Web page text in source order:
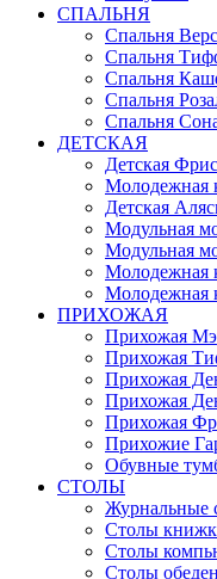
СПАЛЬНЯ
Спальня
Спальня
Спальня
Спальня
Спальня
ДЕТСКАЯ
Детская
Молодежная
Детская
Модульная
Модульная
Молодежная
Молодежная
ПРИХОЖАЯ
Прихожая
Прихожая
Прихожая
Прихожая
Прихожая
Прихожие
Обувные
СТОЛЫ
Журнальные
Столы
Столы
Столы